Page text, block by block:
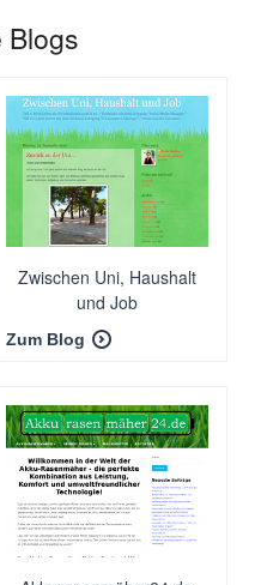
Blogs
Zwischen Uni, Haushalt
und Job
Zum Blog